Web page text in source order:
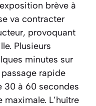
brève à
va contracter
provoquant
Plusieurs
minutes sur
rapide
30 à 60 secondes
L’huître